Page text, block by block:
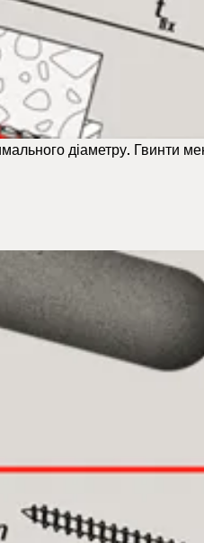
діаметру. Гвинти